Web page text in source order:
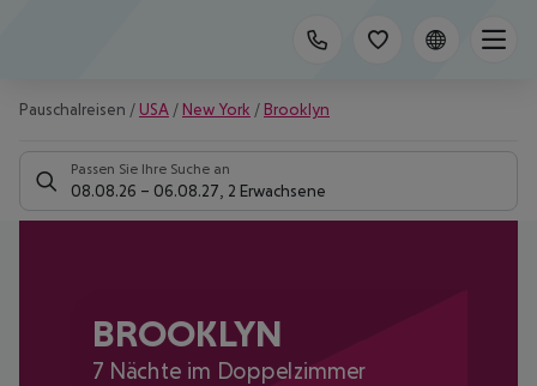
Pauschalreisen /USA / New York / Brooklyn
Passen Sie Ihre Suche an
08.08.26 – 06.08.27 2 Erwachsene
BROOKLYN
7 Nächte im Doppelzimmer